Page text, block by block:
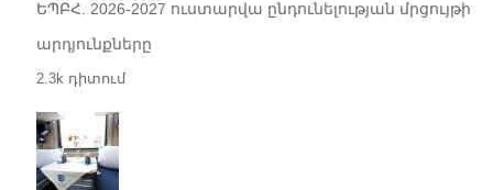
ԵՊԲՀ. 2026-2027 ուստարվա ընդունելության մրցույթի
արդյունքները
2.3k դիտում